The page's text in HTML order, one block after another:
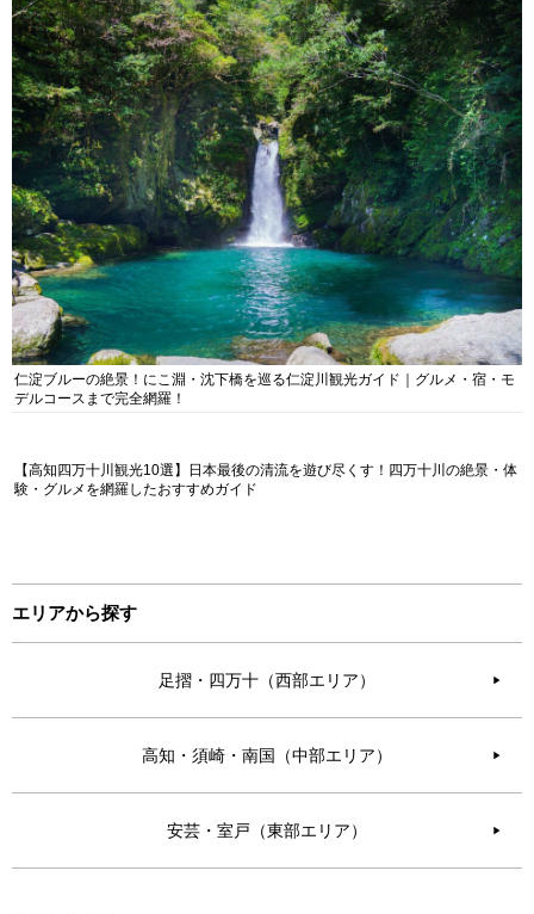
仁淀ブルーの絶景！にこ淵・沈下橋を巡る仁淀川観光ガイド｜グルメ・宿・モ
デルコースまで完全網羅！
【高知四万十川観光10選】日本最後の清流を遊び尽くす！四万十川の絶景・体
験・グルメを網羅したおすすめガイド
エリアから探す
足摺・四万十（西部エリア） ▶︎
高知・須崎・南国（中部エリア） ▶︎
安芸・室戸（東部エリア） ▶︎